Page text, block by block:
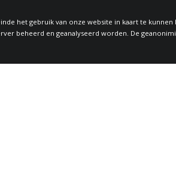
het gebruik van onze website in kaart te
beheerd en geanalyseerd worden. De